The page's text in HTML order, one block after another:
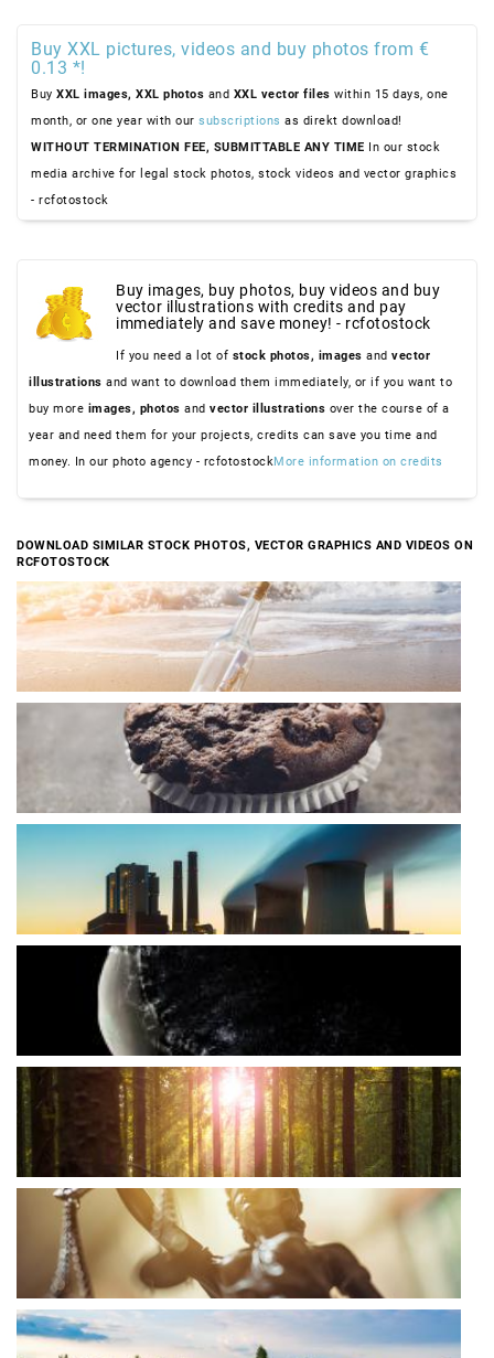
Buy XXL pictures, videos and buy photos from €
0.13 *!
Buy XXL images, XXL photos and XXL vector files within 15 days, one
month, or one year with our subscriptions as direkt download!
WITHOUT TERMINATION FEE, SUBMITTABLE ANY TIME In our stock
media archive for legal stock photos, stock videos and vector graphics
- rcfotostock
Buy images, buy photos, buy videos and buy
vector illustrations with credits and pay
immediately and save money! - rcfotostock
If you need a lot of stock photos, images and vector
illustrations and want to download them immediately, or if you want to
buy more images, photos and vector illustrations over the course of a
year and need them for your projects, credits can save you time and
money. In our photo agency - rcfotostockMore information on credits
DOWNLOAD SIMILAR STOCK PHOTOS, VECTOR GRAPHICS AND VIDEOS ON
RCFOTOSTOCK